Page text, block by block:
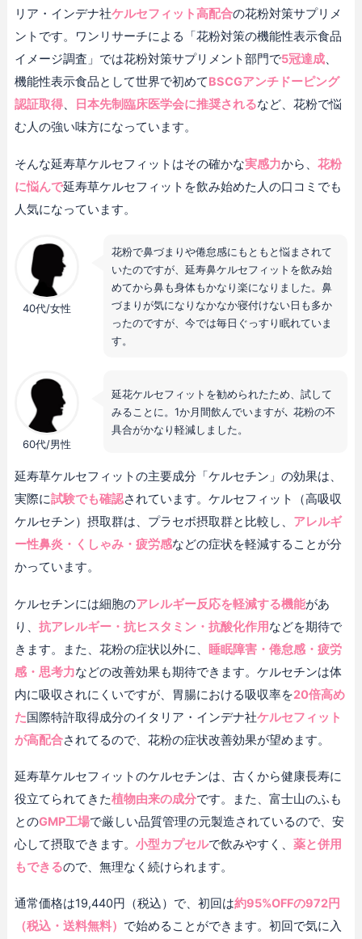
リア・インデナ社ケルセフィット高配合の花粉対策サプリメ
ントです。ワンリサーチによる「花粉対策の機能性表示食品
イメージ調査」では花粉対策サプリメント部門で5冠達成、
機能性表示食品として世界で初めてBSCGアンチドーピング
認証取得、 日本先制臨床医学会に推奨されるなど、花粉で悩
む人の強い味方になっています。
そんな延寿草ケルセフィットはその確かな実感力から、 花粉
に悩んで​​延寿草ケルセフィットを飲み始めた人の口コミでも
人気になっています。
40代/女性
花粉で鼻づまりや倦怠感にもともと悩まされて
いたのですが、延寿鼻ケルセフィットを飲み始
めてから鼻も身体もかなり楽になりました。鼻
づまりが気になりなかなか寝付けない日も多か
ったのですが、今では毎日ぐっすり眠れていま
す。
60代/男性
延花ケルセフィットを勧められたため、試して
みることに。1か月間飲んでいますが､ 花粉の不
具合がかなり軽減しました。
延寿草ケルセフィットの主要成分「ケルセチン」の効果は、
実際に試験でも確認されています。ケルセフィット（高吸収
ケルセチン）摂取群は、プラセボ摂取群と比較し、 アレルギ
ー性鼻炎・くしゃみ・疲労感などの症状を軽減することが分
かっています。
ケルセチンには細胞のアレルギー反応を軽減する機能があ
り、 抗アレルギー・抗ヒスタミン・抗酸化作用などを期待で
きます。また、花粉の症状以外に、
睡眠障害・倦怠感・疲労
感・思考力などの改善効果も期待できます。ケルセチンは体
内に吸収されにくいですが、胃腸における吸収率を20倍高め
た国際特許取得成分のイタリア・インデナ社ケルセフィット
が高配合されてるので、花粉の症状改善効果が望めます。
延寿草ケルセフィットのケルセチンは、古くから健康長寿に
役立てられてきた植物由来の成分です。また、富士山のふも
とのGMP工場で厳しい品質管理の元製造されているので、安
心して摂取できます。 小型カプセルで飲みやすく、 薬と併用
もできるので、無理なく続けられます。
通常価格は19,440円（税込）で、初回は約95%OFFの972円
（税込・送料無料） で始めることができます。初回で気に入